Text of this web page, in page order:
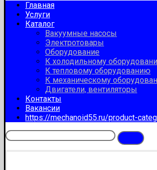
Главная
Услуги
Каталог
Вакуумные насосы
Электротовары
Оборудование
К холодильному
К тепловому оборудованию
К механическому
Двигатели, вентиляторы
Контакты
Вакансии
https://mechanoid55.ru/product-